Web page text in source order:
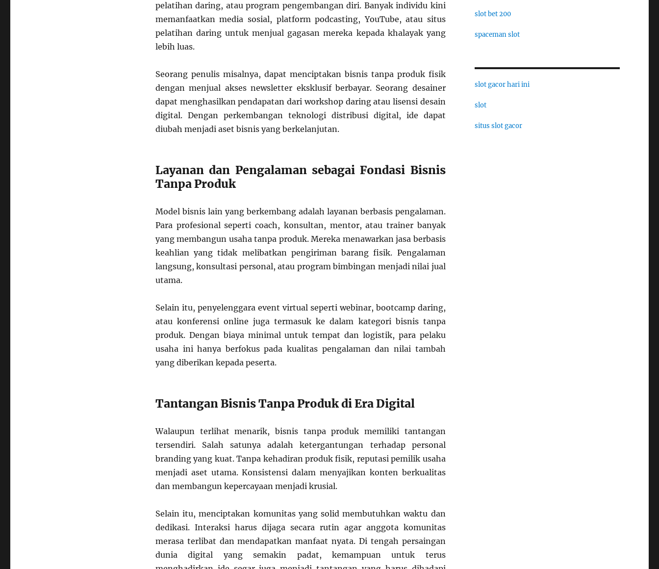
pelatihan daring, atau program pengembangan diri. Banyak individu kini
memanfaatkan media sosial, platform podcasting, YouTube, atau situs
pelatihan daring untuk menjual gagasan mereka kepada khalayak yang
lebih luas.
Seorang penulis misalnya, dapat menciptakan bisnis tanpa produk fisik
dengan menjual akses newsletter eksklusif berbayar. Seorang desainer
dapat menghasilkan pendapatan dari workshop daring atau lisensi desain
digital. Dengan perkembangan teknologi distribusi digital, ide dapat
diubah menjadi aset bisnis yang berkelanjutan.
Layanan dan Pengalaman sebagai Fondasi Bisnis
Tanpa Produk
Model bisnis lain yang berkembang adalah layanan berbasis pengalaman.
Para profesional seperti coach, konsultan, mentor, atau trainer banyak
yang membangun usaha tanpa produk. Mereka menawarkan jasa berbasis
keahlian yang tidak melibatkan pengiriman barang fisik. Pengalaman
langsung, konsultasi personal, atau program bimbingan menjadi nilai jual
utama.
Selain itu, penyelenggara event virtual seperti webinar, bootcamp daring,
atau konferensi online juga termasuk ke dalam kategori bisnis tanpa
produk. Dengan biaya minimal untuk tempat dan logistik, para pelaku
usaha ini hanya berfokus pada kualitas pengalaman dan nilai tambah
yang diberikan kepada peserta.
Tantangan Bisnis Tanpa Produk di Era Digital
Walaupun terlihat menarik, bisnis tanpa produk memiliki tantangan
tersendiri. Salah satunya adalah ketergantungan terhadap personal
branding yang kuat. Tanpa kehadiran produk fisik, reputasi pemilik usaha
menjadi aset utama. Konsistensi dalam menyajikan konten berkualitas
dan membangun kepercayaan menjadi krusial.
Selain itu, menciptakan komunitas yang solid membutuhkan waktu dan
dedikasi. Interaksi harus dijaga secara rutin agar anggota komunitas
merasa terlibat dan mendapatkan manfaat nyata. Di tengah persaingan
dunia digital yang semakin padat, kemampuan untuk terus
slot bet 200
spaceman slot
slot gacor hari ini
slot
situs slot gacor